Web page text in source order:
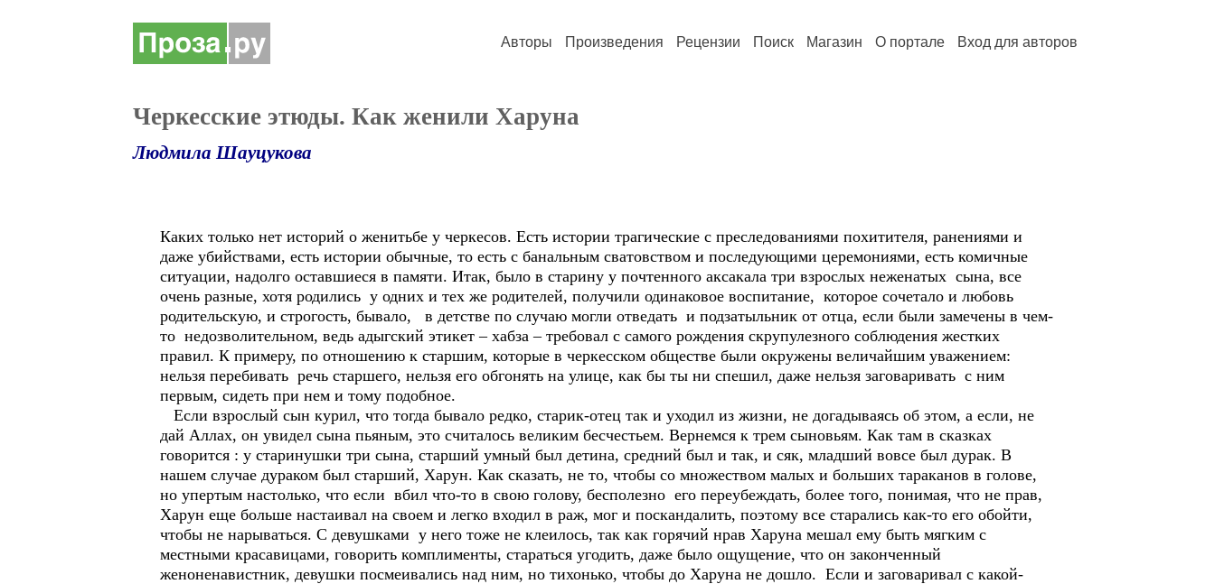
Авторы Произведения Рецензии Поиск Магазин О портале Вход для авторов
Черкесские этюды. Как женили Харуна
Людмила Шауцукова
Каких только нет историй о женитьбе у черкесов. Есть истории трагические с преследованиями похитителя, ранениями и
даже убийствами, есть истории обычные, то есть с банальным сватовством и последующими церемониями, есть комичные
ситуации, надолго оставшиеся в памяти. Итак, было в старину у почтенного аксакала три взрослых неженатых сына, все
очень разные, хотя родились у одних и тех же родителей, получили одинаковое воспитание, которое сочетало и любовь
родительскую, и строгость, бывало, в детстве по случаю могли отведать и подзатыльник от отца, если были замечены в чем-
то недозволительном, ведь адыгский этикет – хабза – требовал с самого рождения скрупулезного соблюдения жестких
правил. К примеру, по отношению к старшим, которые в черкесском обществе были окружены величайшим уважением:
нельзя перебивать речь старшего, нельзя его обгонять на улице, как бы ты ни спешил, даже нельзя заговаривать с ним
первым, сидеть при нем и тому подобное.
Если взрослый сын курил, что тогда бывало редко, старик-отец так и уходил из жизни, не догадываясь об этом, а если, не
дай Аллах, он увидел сына пьяным, это считалось великим бесчестьем. Вернемся к трем сыновьям. Как там в сказках
говорится : у старинушки три сына, старший умный был детина, средний был и так, и сяк, младший вовсе был дурак. В
нашем случае дураком был старший, Харун. Как сказать, не то, чтобы со множеством малых и больших тараканов в голове,
но упертым настолько, что если вбил что-то в свою голову, бесполезно его переубеждать, более того, понимая, что не прав,
Харун еще больше настаивал на своем и легко входил в раж, мог и поскандалить, поэтому все старались как-то его обойти,
чтобы не нарываться. С девушками у него тоже не клеилось, так как горячий нрав Харуна мешал ему быть мягким с
местными красавицами, говорить комплименты, стараться угодить, даже было ощущение, что он законченный
женоненавистник, девушки посмеивались над ним, но тихонько, чтобы до Харуна не дошло. Если и заговаривал с какой-